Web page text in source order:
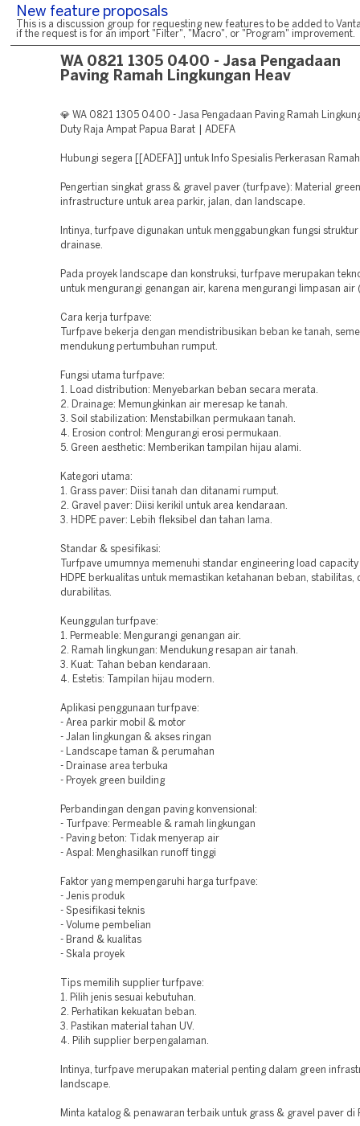
New feature proposals
This is a discussion group for requesting new features to be added to
if the request is for an import "Filter", "Macro", or "Program" improvement.
WA 0821 1305 0400 - Jasa Pengadaan
Paving Ramah Lingkungan Heav
💎 WA 0821 1305 0400 - Jasa Pengadaan Paving Ramah
Duty Raja Ampat Papua Barat | ADEFA
Hubungi segera [[ADEFA]] untuk Info Spesialis Perkerasan
Pengertian singkat grass & gravel paver (turfpave): Material green
infrastructure untuk area parkir, jalan, dan landscape.
Intinya, turfpave digunakan untuk menggabungkan fungsi
drainase.
Pada proyek landscape dan konstruksi, turfpave merupakan
untuk mengurangi genangan air, karena mengurangi limpasan
Cara kerja turfpave:
Turfpave bekerja dengan mendistribusikan beban ke tanah,
mendukung pertumbuhan rumput.
Fungsi utama turfpave:
1. Load distribution: Menyebarkan beban secara merata.
2. Drainage: Memungkinkan air meresap ke tanah.
3. Soil stabilization: Menstabilkan permukaan tanah.
4. Erosion control: Mengurangi erosi permukaan.
5. Green aesthetic: Memberikan tampilan hijau alami.
Kategori utama:
1. Grass paver: Diisi tanah dan ditanami rumput.
2. Gravel paver: Diisi kerikil untuk area kendaraan.
3. HDPE paver: Lebih fleksibel dan tahan lama.
Standar & spesifikasi:
Turfpave umumnya memenuhi standar engineering load
HDPE berkualitas untuk memastikan ketahanan beban, stabilitas,
durabilitas.
Keunggulan turfpave:
1. Permeable: Mengurangi genangan air.
2. Ramah lingkungan: Mendukung resapan air tanah.
3. Kuat: Tahan beban kendaraan.
4. Estetis: Tampilan hijau modern.
Aplikasi penggunaan turfpave:
- Area parkir mobil & motor
- Jalan lingkungan & akses ringan
- Landscape taman & perumahan
- Drainase area terbuka
- Proyek green building
Perbandingan dengan paving konvensional:
- Turfpave: Permeable & ramah lingkungan
- Paving beton: Tidak menyerap air
- Aspal: Menghasilkan runoff tinggi
Faktor yang mempengaruhi harga turfpave:
- Jenis produk
- Spesifikasi teknis
- Volume pembelian
- Brand & kualitas
- Skala proyek
Tips memilih supplier turfpave:
1. Pilih jenis sesuai kebutuhan.
2. Perhatikan kekuatan beban.
3. Pastikan material tahan UV.
4. Pilih supplier berpengalaman.
Intinya, turfpave merupakan material penting dalam green
landscape.
Minta katalog & penawaran terbaik untuk grass & gravel paver di